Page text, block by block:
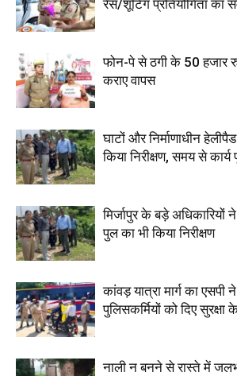
रेस/शूटिंग प्रतियोगिता का
फोन-पे से ठगी के 50 हजार
कराए वापस
घाटों और निर्माणाधीन
किया निरीक्षण, समय से
मिर्जापुर के बड़े अधिकारियों
पुल का भी किया निरीक्षण
कांवड़ यात्रा मार्ग का एसपी ने
पुलिसकर्मियों को दिए सुरक्षा
नाली न बनने से रास्ते में